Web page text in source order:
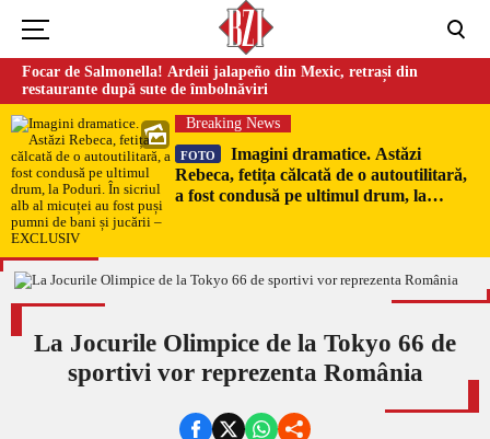
Focar de Salmonella! Ardeii jalapeño din Mexic, retrași din
restaurante după sute de îmbolnăviri
Breaking News
FOTO
Imagini dramatice. Astăzi
Rebeca, fetița călcată de o autoutilitară,
a fost condusă pe ultimul drum, la
EXCLUSIV
La Jocurile Olimpice de la Tokyo 66 de
sportivi vor reprezenta România